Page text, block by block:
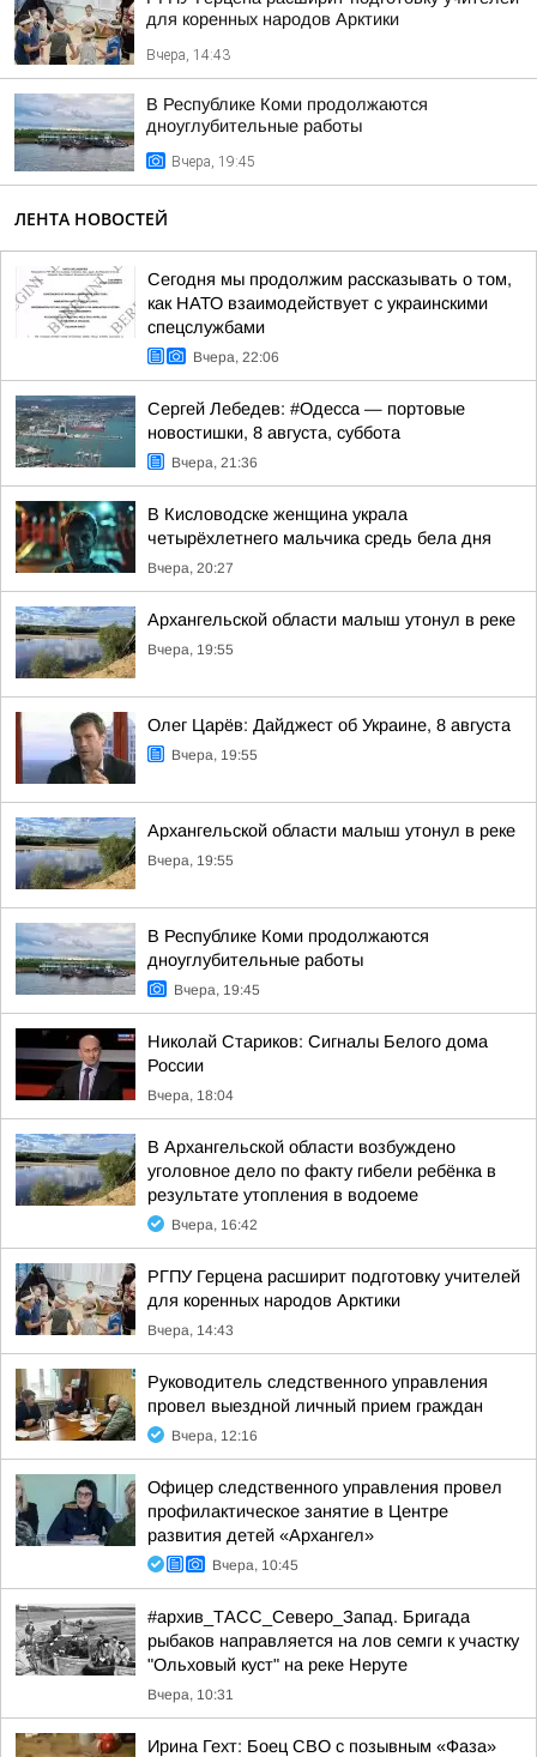
для коренных народов Арктики
Вчера, 14:43
В Республике Коми продолжаются
дноуглубительные работы
Вчера, 19:45
ЛЕНТА НОВОСТЕЙ
Сегодня мы продолжим рассказывать о том,
как НАТО взаимодействует с украинскими
спецслужбами
Вчера, 22:06
Сергей Лебедев: #Одесса — портовые
новостишки, 8 августа, суббота
Вчера, 21:36
В Кисловодске женщина украла
четырёхлетнего мальчика средь бела дня
Вчера, 20:27
Архангельской области малыш утонул в реке
Вчера, 19:55
Олег Царёв: Дайджест об Украине, 8 августа
Вчера, 19:55
Архангельской области малыш утонул в реке
Вчера, 19:55
В Республике Коми продолжаются
дноуглубительные работы
Вчера, 19:45
Николай Стариков: Сигналы Белого дома
России
Вчера, 18:04
В Архангельской области возбуждено
уголовное дело по факту гибели ребёнка в
результате утопления в водоеме
Вчера, 16:42
РГПУ Герцена расширит подготовку учителей
для коренных народов Арктики
Вчера, 14:43
Руководитель следственного управления
провел выездной личный прием граждан
Вчера, 12:16
Офицер следственного управления провел
профилактическое занятие в Центре
развития детей «Архангел»
Вчера, 10:45
#архив_ТАСС_Северо_Запад. Бригада
рыбаков направляется на лов семги к участку
"Ольховый куст" на реке Неруте
Вчера, 10:31
Ирина Гехт: Боец СВО с позывным «Фаза»